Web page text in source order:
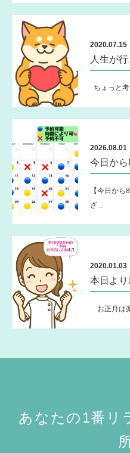
2020.07.15
人生が
ちょっと
2026.08.01
今日から
【今日から
ざ...
2020.01.03
本日より
お正月は
あなたの1番リ